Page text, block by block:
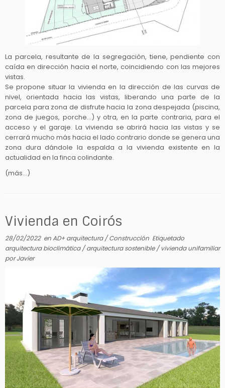
La parcela, resultante de la segregación, tiene, pendiente con
caída en dirección hacia el norte, coincidiendo con las mejores
vistas.
Se propone situar la vivienda en la dirección de las curvas de
nivel, orientada hacia las vistas, liberando una parte de la
parcela para zona de disfrute hacia la zona despejada (piscina,
zona de juegos, porche…) y otra, en la parte contraria, para el
acceso y el garaje. La vivienda se abrirá hacia las vistas y se
cerrará mucho más hacia el lado contrario donde se genera una
zona dura dándole la espalda a la vivienda existente en la
actualidad en la finca colindante.
(más…)
Vivienda en Coirós
28/02/2022enAD+ arquitectura/Construcción Etiquetado
arquitectura bioclimática/arquitectura sostenible/vivienda unifamiliar
porJavier